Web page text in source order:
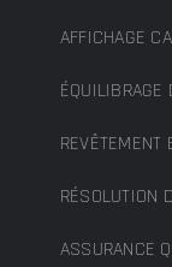
AFFICHAGE
ÉQUILIBRAGE
REVÊTEMENT
RÉSOLUTION
ASSURANCE